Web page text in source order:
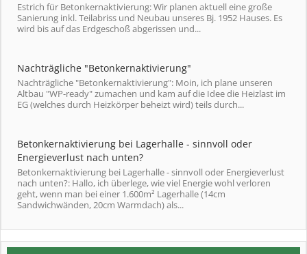
Estrich für Betonkernaktivierung: Wir planen aktuell eine große
Sanierung inkl. Teilabriss und Neubau unseres Bj. 1952 Hauses. Es
wird bis auf das Erdgeschoß abgerissen und...
Nachträgliche "Betonkernaktivierung"
Nachträgliche "Betonkernaktivierung": Moin, ich plane unseren
Altbau "WP-ready" zumachen und kam auf die Idee die Heizlast im
EG (welches durch Heizkörper beheizt wird) teils durch...
Betonkernaktivierung bei Lagerhalle - sinnvoll oder
Energieverlust nach unten?
Betonkernaktivierung bei Lagerhalle - sinnvoll oder Energieverlust
nach unten?: Hallo, ich überlege, wie viel Energie wohl verloren
geht, wenn man bei einer 1.600m² Lagerhalle (14cm
Sandwichwänden, 20cm Warmdach) als...